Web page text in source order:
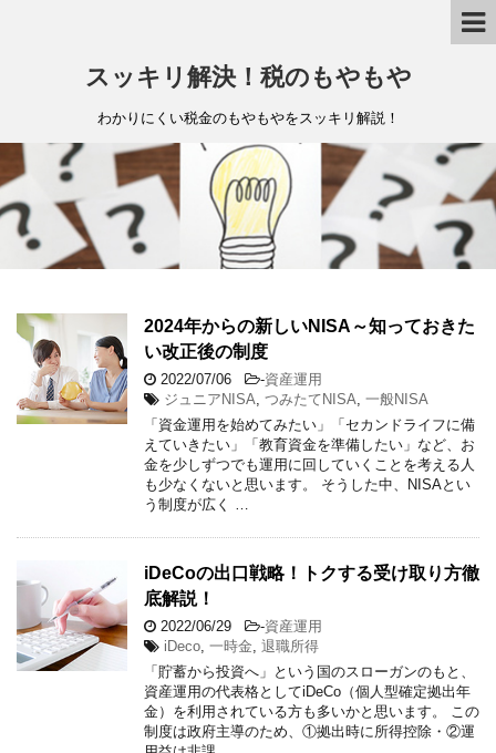
スッキリ解決！税のもやもや
わかりにくい税金のもやもやをスッキリ解説！
2024年からの新しいNISA～知っておきた
い改正後の制度
2022/07/06 -資産運用
ジュニアNISA, つみたてNISA, 一般NISA
「資金運用を始めてみたい」「セカンドライフに備
えていきたい」「教育資金を準備したい」など、お
金を少しずつでも運用に回していくことを考える人
も少なくないと思います。 そうした中、NISAとい
う制度が広く …
iDeCoの出口戦略！トクする受け取り方徹
底解説！
2022/06/29 -資産運用
iDeco, 一時金, 退職所得
「貯蓄から投資へ」という国のスローガンのもと、
資産運用の代表格としてiDeCo（個人型確定拠出年
金）を利用されている方も多いかと思います。 この
制度は政府主導のため、①拠出時に所得控除・②運